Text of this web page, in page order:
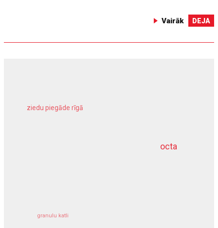
Vairāk DEJA
octa
ziedu piegāde rīgā
granulu katli
dziļurbums